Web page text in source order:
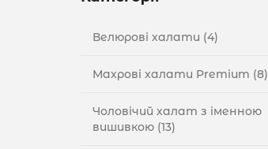
Велюрові халати (4)
Махрові халати Premium (8)
Чоловічий халат з іменною
вишивкою (13)